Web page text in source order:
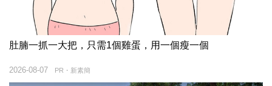
肚腩一抓一大把，只需1個雞蛋，用一個瘦一個
PR・新素簡
2026-08-07